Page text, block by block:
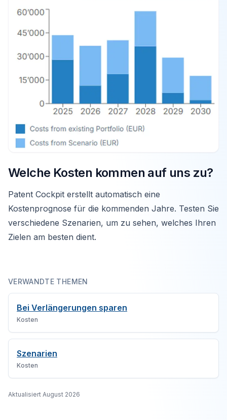
Welche Kosten kommen auf uns zu?
Patent Cockpit erstellt automatisch eine
Kostenprognose für die kommenden Jahre. Testen Sie
verschiedene Szenarien, um zu sehen, welches Ihren
Zielen am besten dient.
VERWANDTE THEMEN
Bei Verlängerungen sparen
Kosten
Szenarien
Kosten
Aktualisiert August 2026